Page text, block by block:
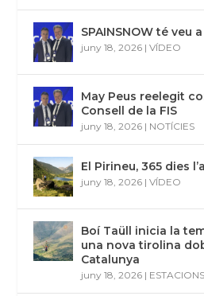
SPAINSNOW té veu
juny 18, 2026 |VÍDEO
May Peus reelegit
Consell de la FIS
juny 18, 2026 | NOTÍCIES
El Pirineu, 365 dies
juny 18, 2026 |VÍDEO
Boí Taüll inicia la
una nova tirolina
Catalunya
juny 18, 2026 |